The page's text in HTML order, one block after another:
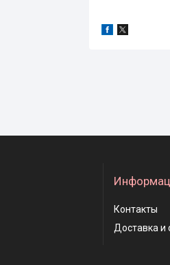
Контакты
Доставка и